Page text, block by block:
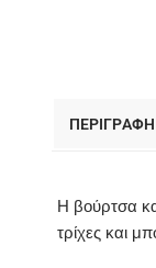
ΠΕΡΙΓΡΑΦΗ
Η βούρτσα
τρίχες και